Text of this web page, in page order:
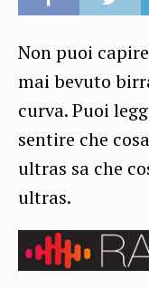
Non puoi
mai bevuto
curva. Puoi
sentire che
ultras sa che
ultras.